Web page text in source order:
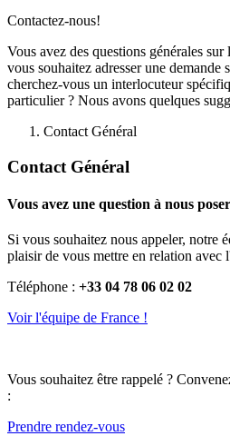
Contactez-nous!
Vous avez des questions générales
vous souhaitez adresser une
cherchez-vous un interlocuteur
particulier ? Nous avons quelques
Contact Général
Contact Général
Vous avez une question à nous
Si vous souhaitez nous appeler, notre
plaisir de vous mettre en relation avec
Téléphone : +33 04 78 06 02 02
Voir l'équipe de France !
Vous souhaitez être rappelé ?
:
Prendre rendez-vous